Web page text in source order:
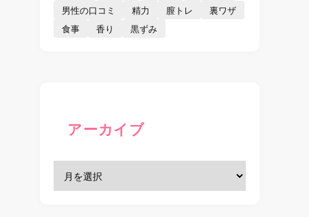
男性の口コミ
精力 膣トレ
裏ワザ
食事
香り 黒ずみ
アーカイブ